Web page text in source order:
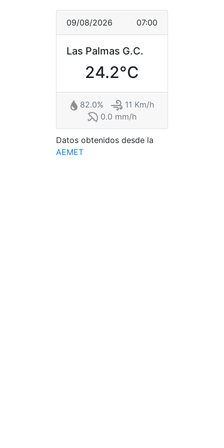
09/08/2026 07:00
Las Palmas G.C.
24.2°C
82.0%
11 Km/h
0.0 mm/h
Datos obtenidos desde la
AEMET